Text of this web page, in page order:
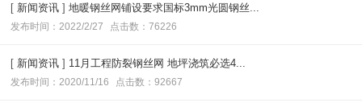
[ 新闻资讯 ] 地暖钢丝网铺设要求国标3mm光圆钢丝...
发布时间：2022/2/27 点击数：76226
[ 新闻资讯 ] 11月工程防裂钢丝网 地坪浇筑必选4...
发布时间：2020/11/16 点击数：92667